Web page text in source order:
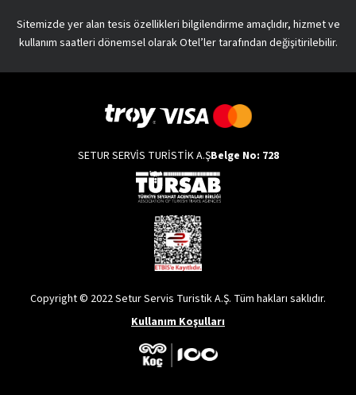
Sitemizde yer alan tesis özellikleri bilgilendirme amaçlıdır, hizmet ve
kullanım saatleri dönemsel olarak Otel’ler tarafından değişitirilebilir.
SETUR SERVİS TURİSTİK A.ŞBelge No: 728
Copyright © 2022 Setur Servis Turistik A.Ş. Tüm hakları saklıdır.
Kullanım Koşulları